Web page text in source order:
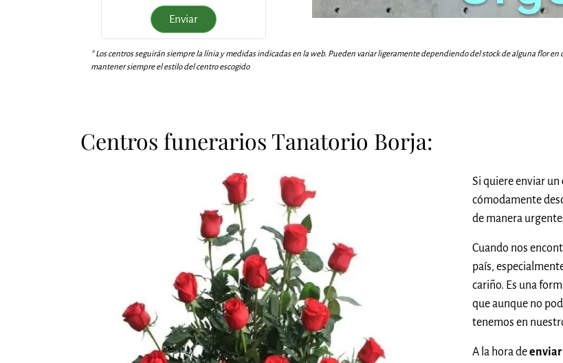
Enviar
* Los centros seguirán siempre la línia y medidas indicadas en la web. Pueden variar ligeramente dependiendo del stock de alguna flor
mantener siempre el estilo del centro escogido
Centros funerarios Tanatorio Borja:
Si quiere enviar un
cómodamente
de manera urgente.
Cuando nos
país,
cariño. Es una
que aunque no
tenemos en
A la hora de